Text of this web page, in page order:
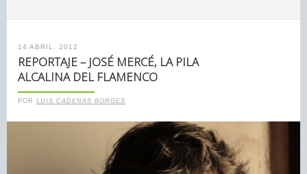
14 ABRIL, 2012
REPORTAJE – JOSÉ MERCÉ, LA PILA
ALCALINA DEL FLAMENCO
POR LUIS CADENAS BORGES